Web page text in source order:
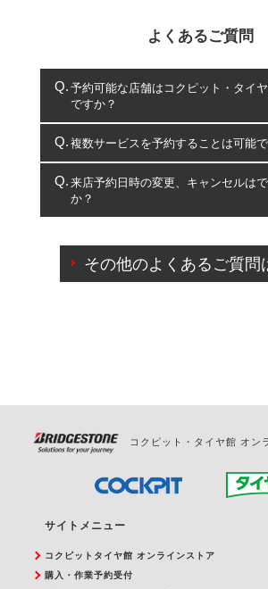
よくあるご質問
予約可能な店舗はコクピット・タイ
ですか？
コクピット・タイヤ館のみとなりま
複数サービスを予約することは可能
複数サービスのご予約は可能です。
一部の商品・サービスの組み合わせに限り
出来ないものもございます。
来店予約日時の変更、キャンセルは
か？
ご来店予約日の3営業日前を過ぎてい
の日時変更につきましては、直接ご
その他のよくあるご質問
コクピット・タイヤ館 オン
サイトメニュー
コクピットタイヤ館 オンラインストア
購入・作業予約受付